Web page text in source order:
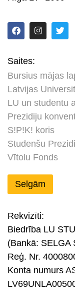
Saites:
Bursius mājas
Latvijas
LU un studentu
Prezidiju
S!P!K! koris
Studenšu
Vītolu Fonds
Selgām
Rekvizīti:
Biedrība LU
(Bankā: SELGA
Reģ. Nr.
Konta numurs